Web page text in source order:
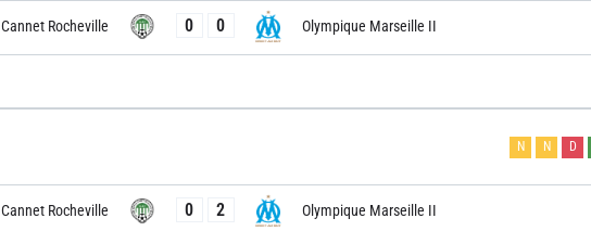
Cannet Rocheville 0 0 Olympique Marseille II
N N D
Cannet Rocheville 0 2 Olympique Marseille II